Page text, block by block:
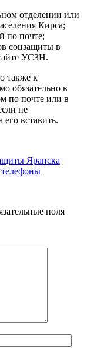
отделении или
Кирса;
по почте;
соцзащиты в
УСЗН.
также к
обязательно в
по почте или в
не
вставить.
Яранска
поля